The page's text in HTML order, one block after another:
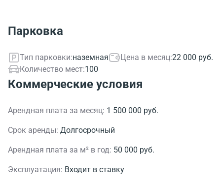
Парковка
Тип парковки:наземная Цена в месяц:22 000 руб.
Количество мест:100
Коммерческие условия
Арендная плата за месяц: 1 500 000 руб.
Срок аренды: Долгосрочный
Арендная плата за м² в год: 50 000 руб.
Эксплуатация: Входит в ставку